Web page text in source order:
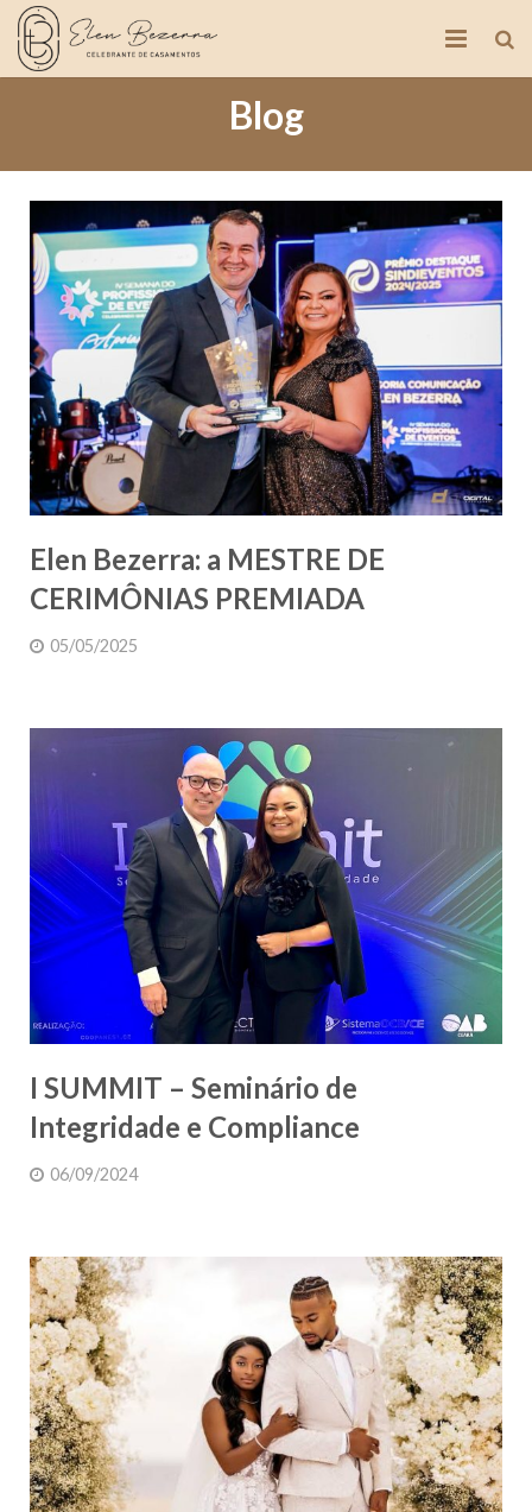
Serviços
Clientes
Contato
Blog
Elen Bezerra: a MESTRE DE
CERIMÔNIAS PREMIADA
05/05/2025
I SUMMIT – Seminário de
Integridade e Compliance
06/09/2024